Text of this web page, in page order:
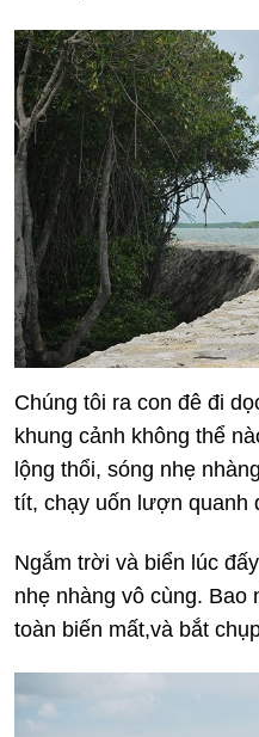
Chúng tôi ra con đê đi
khung cảnh không thể
lộng thổi, sóng nhẹ
tít, chạy uốn lượn quanh
Ngắm trời và biển lúc
nhẹ nhàng vô cùng. Bao
toàn biến mất,và bắt